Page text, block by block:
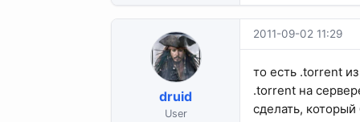
druid
User
2011-09-02 11:29
то есть .torrent
.torrent на
сделать,